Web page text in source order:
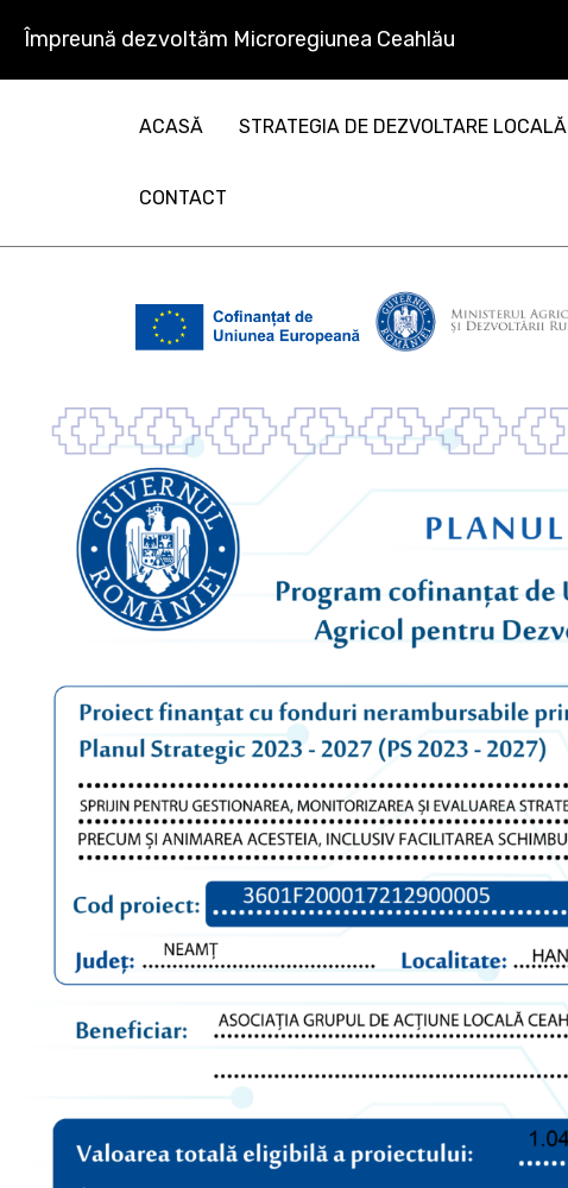
Împreună dezvoltăm Microregiunea Ceahlău
ACASĂ STRATEGIA DE DEZVOLTARE LOCALĂ
CONTACT